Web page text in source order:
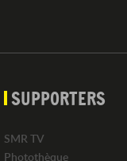
SUPPORTERS
SMR TV
Photothèque